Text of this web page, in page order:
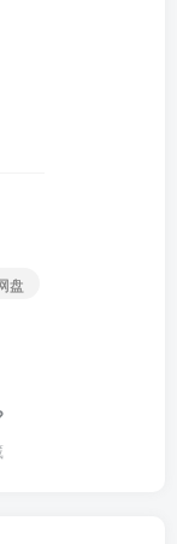
31.51M
30.47M
59.46M
盘